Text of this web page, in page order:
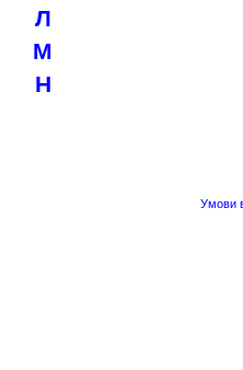
Л
М
Н
Умови